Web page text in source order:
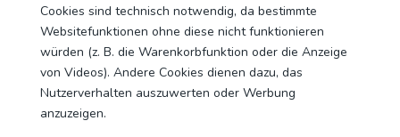
Cookies sind technisch notwendig, da bestimmte
Websitefunktionen ohne diese nicht funktionieren
würden (z. B. die Warenkorbfunktion oder die Anzeige
von Videos). Andere Cookies dienen dazu, das
Nutzerverhalten auszuwerten oder Werbung
anzuzeigen.